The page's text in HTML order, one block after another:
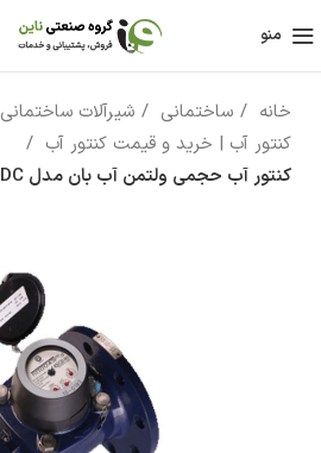
منو
خانه ساختمانی
شیرآلات ساختمانی
کنتور آب | خرید و قیمت کنتور آب
کنتور آب حجمی ولتمن آب بان مدل WP-SDC